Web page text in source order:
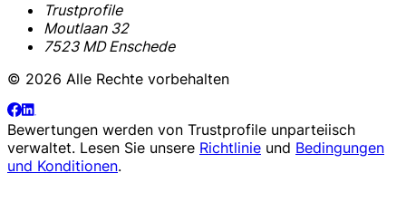
Trustprofile
Moutlaan 32
7523 MD Enschede
© 2026 Alle Rechte vorbehalten
Bewertungen werden von Trustprofile unparteiisch
verwaltet. Lesen Sie unsere Richtlinie und Bedingungen
und Konditionen.